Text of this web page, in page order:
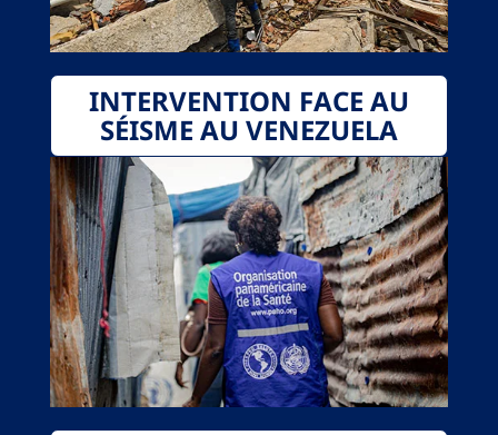
INTERVENTION FACE AU
SÉISME AU VENEZUELA